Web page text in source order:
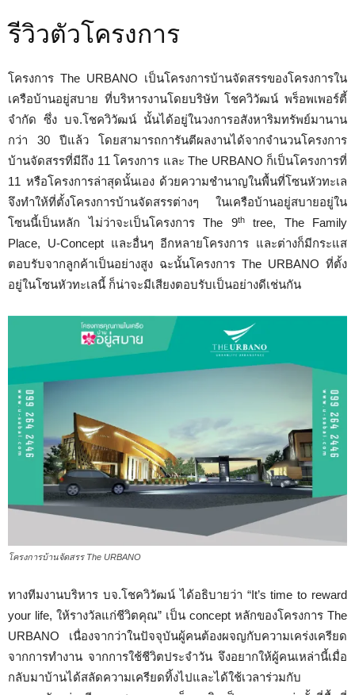
รีวิวตัวโครงการ
โครงการ The URBANO เป็นโครงการบ้านจัดสรรของโครงการใน
เครือบ้านอยู่สบาย ที่บริหารงานโดยบริษัท โชควิวัฒน์ พร็อพเพอร์ตี้
จำกัด ซึ่ง บจ.โชควิวัฒน์ นั้นได้อยู่ในวงการอสังหาริมทรัพย์มานาน
กว่า 30 ปีแล้ว โดยสามารถการันตีผลงานได้จากจำนวนโครงการ
บ้านจัดสรรที่มีถึง 11 โครงการ และ The URBANO ก็เป็นโครงการที่
11 หรือโครงการล่าสุดนั้นเอง ด้วยความชำนาญในพื้นที่โซนหัวทะเล
จึงทำให้ที่ตั้งโครงการบ้านจัดสรรต่างๆ ในเครือบ้านอยู่สบายอยู่ใน
โซนนี้เป็นหลัก ไม่ว่าจะเป็นโครงการ The 9thtree, The Family
Place, U-Concept และอื่นๆ อีกหลายโครงการ และต่างก็มีกระแส
ตอบรับจากลูกค้าเป็นอย่างสูง ฉะนั้นโครงการ The URBANO ที่ตั้ง
อยู่ในโซนหัวทะเลนี้ ก็น่าจะมีเสียงตอบรับเป็นอย่างดีเช่นกัน
โครงการบ้านจัดสรร The URBANO
ทางทีมงานบริหาร บจ.โชควิวัฒน์ ได้อธิบายว่า “It’s time to reward
your life, ให้รางวัลแก่ชีวิตคุณ” เป็น concept หลักของโครงการ The
URBANO เนื่องจากว่าในปัจจุบันผู้คนต้องผจญกับความเคร่งเครียด
จากการทำงาน จากการใช้ชีวิตประจำวัน จึงอยากให้ผู้คนเหล่านี้เมื่อ
กลับมาบ้านได้สลัดความเครียดทิ้งไปและได้ใช้เวลาร่วมกับ